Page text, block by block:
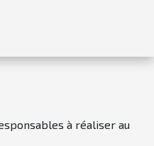
à réaliser au